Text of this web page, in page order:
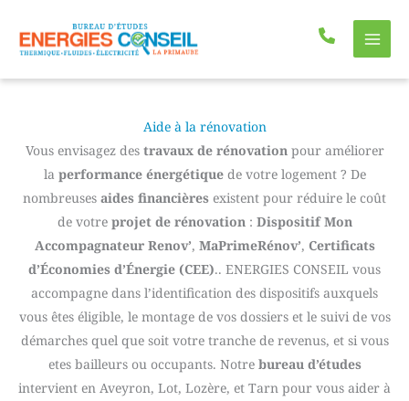
contenu
Aide à la rénovation
Vous envisagez des travaux de rénovation pour améliorer
la performance énergétiquede votre logement ? De
nombreuses aides financières existent pour réduire le coût
de votre projet de rénovation : Dispositif Mon
Accompagnateur Renov’, MaPrimeRénov’, Certificats
d’Économies d’Énergie (CEE).. ENERGIES CONSEIL vous
accompagne dans l’identification des dispositifs auxquels
vous êtes éligible, le montage de vos dossiers et le suivi de vos
démarches quel que soit votre tranche de revenus, et si vous
etes bailleurs ou occupants. Notre bureau d’études
intervient en Aveyron, Lot, Lozère, et Tarn pour vous aider à